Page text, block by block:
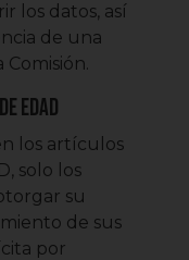
los datos, así
de una
edad
los artículos
solo los
su
de sus
por